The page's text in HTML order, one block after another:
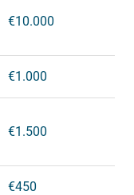
€10.000
€1.000
€1.500
€450